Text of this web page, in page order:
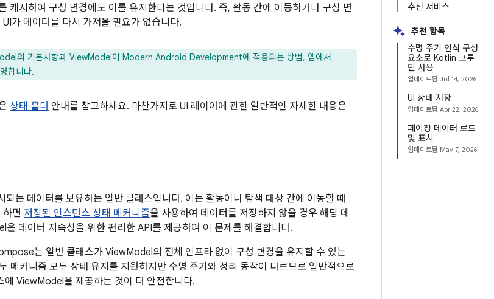
추천 서비스
추천 항목
수명 주기 인식 구성
요소로 Kotlin 코루
틴 사용
업데이트됨 Jul 14, 2026
UI 상태 저장
업데이트됨 Apr 22, 2026
페이징 데이터 로드
및 표시
업데이트됨 May 7, 2026
캐시하여 구성 변경에도 이를 유지한다는 것입니다. 즉, 활동 간에 이동하거나 구성 변
가 데이터를 다시 가져올 필요가 없습니다.
의 기본사항과 ViewModel이 Modern Android Development에 적용되는 방법, 앱에서
합니다.
상태 홀더 안내를 참고하세요. 마찬가지로 UI 레이어에 관한 일반적인 자세한 내용은
는 데이터를 보유하는 일반 클래스입니다. 이는 활동이나 탐색 대상 간에 이동할 때
면 저장된 인스턴스 상태 메커니즘을 사용하여 데이터를 저장하지 않을 경우 해당 데
데이터 지속성을 위한 편리한 API를 제공하여 이 문제를 해결합니다.
는 일반 클래스가 ViewModel의 전체 인프라 없이 구성 변경을 유지할 수 있는
메커니즘 모두 상태 유지를 지원하지만 수명 주기와 정리 동작이 다르므로 일반적으로
에 ViewModel을 제공하는 것이 더 안전합니다.